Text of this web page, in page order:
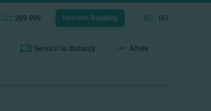
022 269 999 Internet Banking RO RU
Servicii la distanță Altele